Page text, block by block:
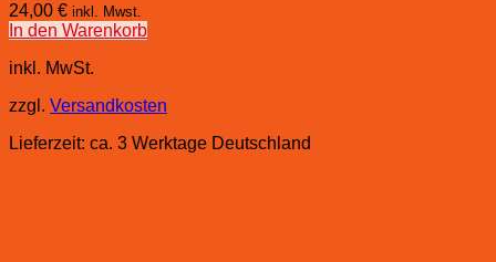
24,00 € inkl. Mwst.
In den Warenkorb
inkl. MwSt.
zzgl. Versandkosten
Lieferzeit: ca. 3 Werktage Deutschland